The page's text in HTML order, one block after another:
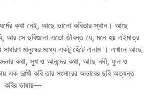
ধর্মের কথা নেই, আছে ভালো কবিতার স্থান। আছে
, আর সে ছবিগুলো এতো জীবন্ত যে, মনে হয় এইমাত্র
সাধারণ মানুষের মধ্যে একটু হেঁটে এলাম । এখানে আছে
কথা, সুখ ও আনন্দের কথা, আছে নদী, ফুল ও
এক দুঃখী কবি তার সংসারের অভাবের ছবি অত্যন্ত
কবির ভাষায়—